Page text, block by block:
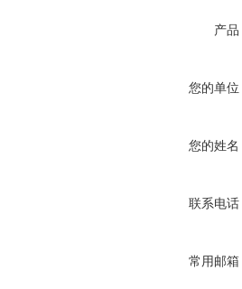
产品
您的单位
您的姓名
联系电话
常用邮箱